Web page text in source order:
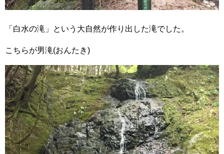
「白水の滝」という大自然が作り出した滝でした。
こちらが男滝(おんたき)